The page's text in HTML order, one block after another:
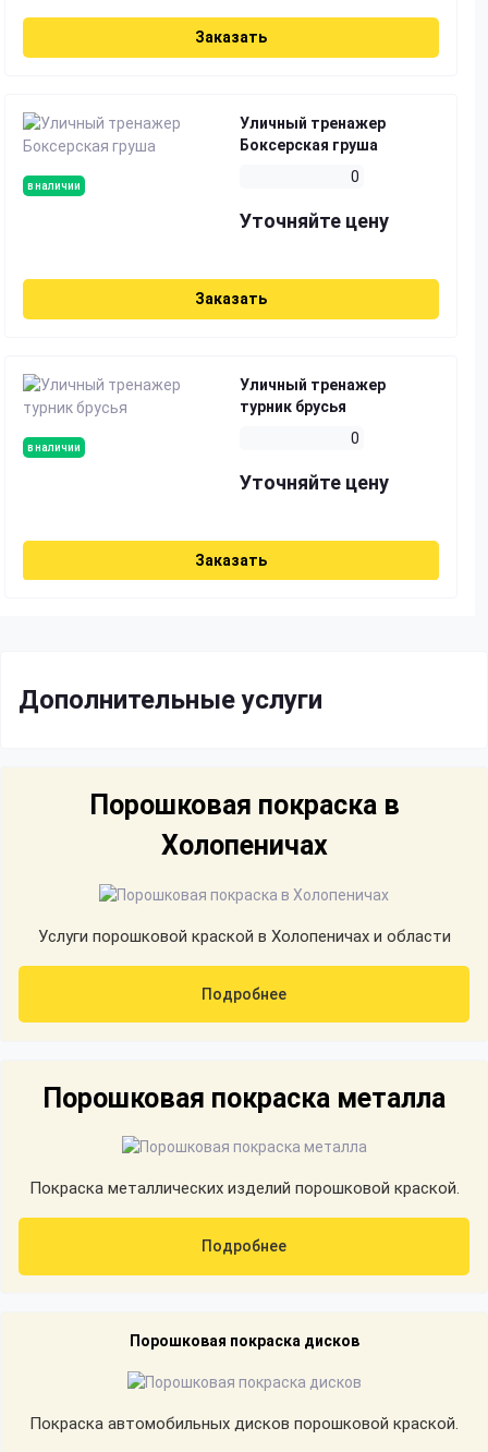
Заказать
в наличии
Уличный тренажер
Боксерская груша
0
Уточняйте цену
Заказать
в наличии
Уличный тренажер
турник брусья
0
Уточняйте цену
Заказать
Дополнительные услуги
Порошковая покраска в
Холопеничах
Услуги порошковой краской в Холопеничах и области
Подробнее
Порошковая покраска металла
Покраска металлических изделий порошковой краской.
Подробнее
Порошковая покраска дисков
Покраска автомобильных дисков порошковой краской.